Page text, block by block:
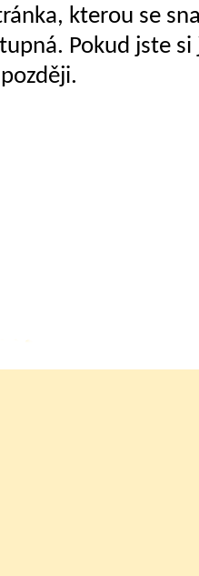
kterou se
Pokud jste